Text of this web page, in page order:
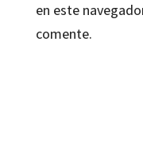
en este
comente.